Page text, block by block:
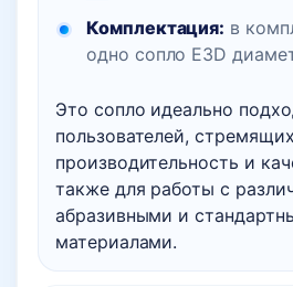
Комплектация: в
одно сопло E3D
Это сопло идеально
пользователей,
производительность и
также для работы с
абразивными и
материалами.